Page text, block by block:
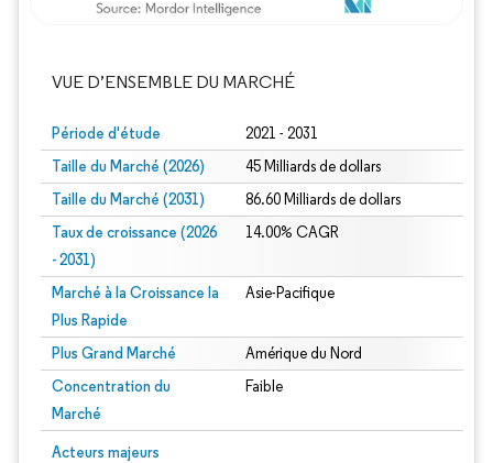
VUE D’ENSEMBLE DU MARCHÉ
Période d'étude 2021 - 2031
Taille du Marché (2026) 45 Milliards de dollars
Taille du Marché (2031) 86.60 Milliards de dollars
Taux de croissance (2026
- 2031)
14.00% CAGR
Marché à la Croissance la
Plus Rapide
Asie-Pacifique
Plus Grand Marché Amérique du Nord
Concentration du
Marché
Faible
Acteurs majeurs
Image © Mordor Intelligence. La réutilisation nécessite une attribution sous CC